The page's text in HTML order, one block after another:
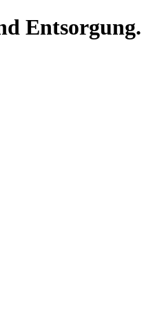
Entsorgung.